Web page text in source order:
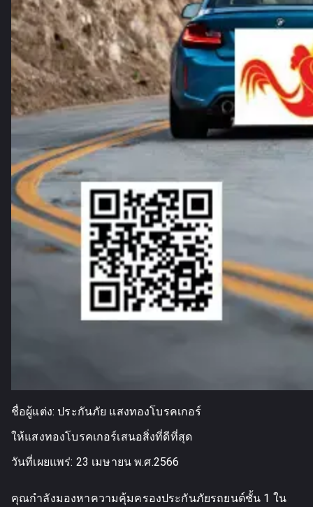
ชื่อผู้แต่ง:ประกันภัย แสงทองโบรคเกอร์
ให้แสงทองโบรคเกอร์เสนอสิ่งที่ดีที่สุด
วันที่เผยแพร่: 23 เมษายน พ.ศ.2566
คุณกำลังมองหาความคุ้มครองประกันภัยรถยนต์ชั้น 1 ใน